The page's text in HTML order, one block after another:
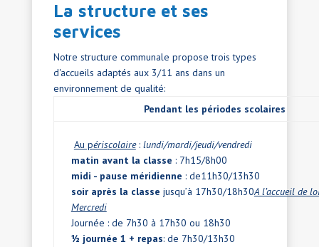
La structure et ses
services
Notre structure communale propose trois types
d'accueils adaptés aux 3/11 ans dans un
environnement de qualité:
Pendant les périodes scolaires
Au périscolaire: lundi/mardi/jeudi/vendredi
matin avant la classe : 7h15/8h00
midi - pause méridienne : de11h30/13h30
soir après la classe jusqu’à 17h30/18h30A l’accueil de
Mercredi
Journée : de 7h30 à 17h30 ou 18h30
½ journée 1 + repas: de 7h30/13h30